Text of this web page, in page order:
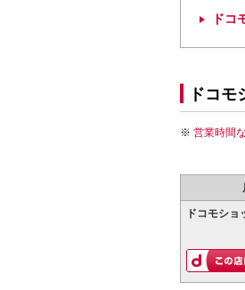
ドコ
ドコモ
営業時間
ドコモショ